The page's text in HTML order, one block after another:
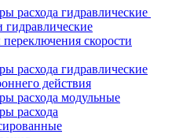
расхода гидравлические
гидравлические
скорости
расхода гидравлические
действия
расхода модульные
расхода